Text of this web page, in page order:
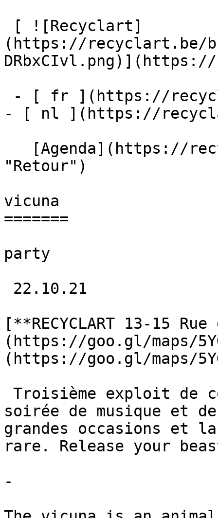
(https://recyclart.be/
- [ nl ](https://
"Retour")
vicuna
=======
party
[**RECYCLART 13-15
(https://goo.gl/maps/
(https://goo.gl/maps/
soirée de musique et
grandes occasions et
rare. Release your
-